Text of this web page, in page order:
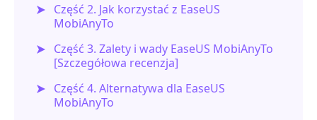
Część 2. Jak korzystać z EaseUS
MobiAnyTo
Część 3. Zalety i wady EaseUS MobiAnyTo
[Szczegółowa recenzja]
Część 4. Alternatywa dla EaseUS
MobiAnyTo